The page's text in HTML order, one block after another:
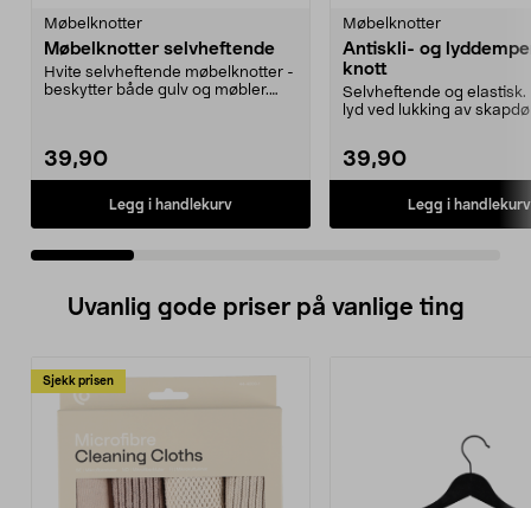
Møbelknotter
Møbelknotter selvheftende
Hvite selvheftende møbelknotter -
beskytter både gulv og møbler.
39,90
Legg i handlekurv
Møbelknotter
Antiskli- og
knott
Selvheftende og elastisk.
lyd ved lukking av
39,90
Legg i handlekurv
Uvanlig gode priser på vanlige ting
Sjekk prisen